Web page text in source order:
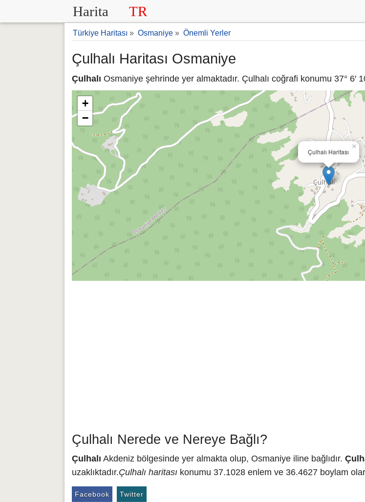
Harita TR
Türkiye Haritası » Osmaniye » Önemli Yerler
Çulhalı Haritası Osmaniye
Çulhalı Osmaniye şehrinde yer almaktadır. Çulhalı coğrafi konumu 37° 6′
Çulhalı Haritası
×
+
−
Çulhalı Nerede ve Nereye Bağlı?
Çulhalı Akdeniz bölgesinde yer almakta olup, Osmaniye iline bağlıdır.
uzaklıktadır.Çulhalı haritası konumu 37.1028 enlem ve 36.4627 boylam
Facebook Twitter